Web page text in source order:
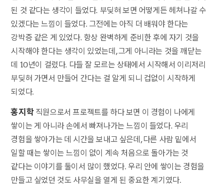
된 것 같다는 생각이 들었다. 부딪혀 보면 어떻게든 헤쳐나갈 수
있겠다는 느낌이 들었다. 그전에는 아직 더 배워야 한다는
강박증 같은 게 있었다. 항상 완벽하게 준비한 후에 자기 것을
시작해야 한다는 생각이 있었는데, 그게 아니라는 것을 깨닫는
데 10년이 걸렸다. 다들 잘 모르는 상태에서 시작해서 이리저리
부딪혀 가면서 만들어 간다는 걸 알게 되니 겁없이 시작하게
되었다.
홍지학직원으로서 프로젝트를 하다 보면 이 경험이 나에게
쌓이는 게 아니라 손에서 빠져나가는 느낌이 들었다. 우리
경험을 쌓아가는 데 시간을 보내고 싶은데, 다른 사람 밑에서
일할 때는 쌓이는 느낌이 없이 계속 처음으로 돌아가는 것
같다는 이야기를 둘이서 많이 했었다. 우리 안에 쌓이는 경험을
만들고 싶었던 것도 사무실을 열게 된 중요한 계기였다.